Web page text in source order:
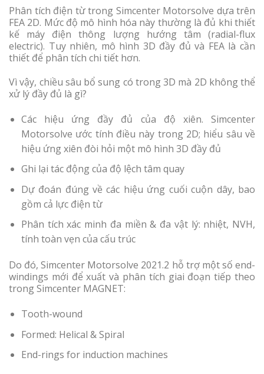
Phân tích điện từ trong Simcenter Motorsolve dựa trên
FEA 2D. Mức độ mô hình hóa này thường là đủ khi thiết
kế máy điện thông lượng hướng tâm (radial-flux
electric). Tuy nhiên, mô hình 3D đầy đủ và FEA là cần
thiết để phân tích chi tiết hơn.
Vì vậy, chiều sâu bổ sung có trong 3D mà 2D không thể
xử lý đầy đủ là gì?
Các hiệu ứng đầy đủ của độ xiên. Simcenter
Motorsolve ước tính điều này trong 2D; hiểu sâu về
hiệu ứng xiên đòi hỏi một mô hình 3D đầy đủ
Ghi lại tác động của độ lệch tâm quay
Dự đoán đúng về các hiệu ứng cuối cuộn dây, bao
gồm cả lực điện từ
Phân tích xác minh đa miền & đa vật lý: nhiệt, NVH,
tính toàn vẹn của cấu trúc
Do đó, Simcenter Motorsolve 2021.2 hỗ trợ một số end-
windings mới để xuất và phân tích giai đoạn tiếp theo
trong Simcenter MAGNET:
Tooth-wound
Formed: Helical & Spiral
End-rings for induction machines